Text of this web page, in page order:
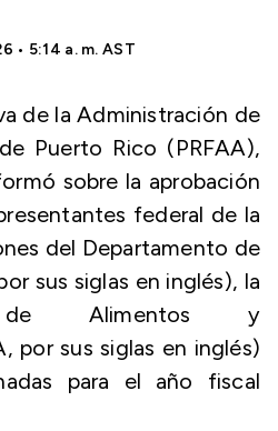
• 5:14 a. m. AST
de la Administración de
Puerto Rico (PRFAA),
sobre la aprobación
federal de la
del Departamento de
sus siglas en inglés), la
de Alimentos y
por sus siglas en inglés)
para el año fiscal